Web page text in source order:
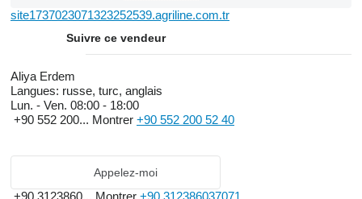
site1737023071323252539.agriline.com.tr
Suivre ce vendeur
Aliya Erdem
Langues: russe, turc, anglais
Lun. - Ven. 08:00 - 18:00
+90 552 200... Montrer +90 552 200 52 40
Appelez-moi
+90 3123860... Montrer +90 312386037071